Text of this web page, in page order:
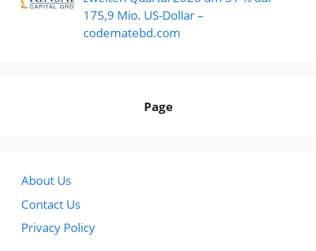
175,9 Mio. US-Dollar –
codematebd.com
Page
About Us
Contact Us
Privacy Policy